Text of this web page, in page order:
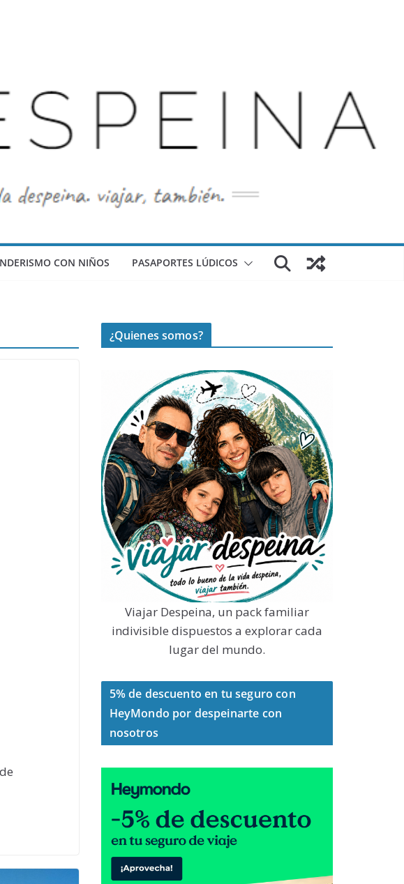
CON NIÑOS PASAPORTES LÚDICOS
¿Quienes somos?
Viajar Despeina, un pack familiar
indivisible dispuestos a explorar cada
lugar del mundo.
5% de descuento en tu seguro con
HeyMondo por despeinarte con
nosotros